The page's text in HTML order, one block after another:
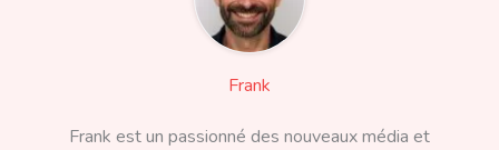
Frank
Frank est un passionné des nouveaux média et